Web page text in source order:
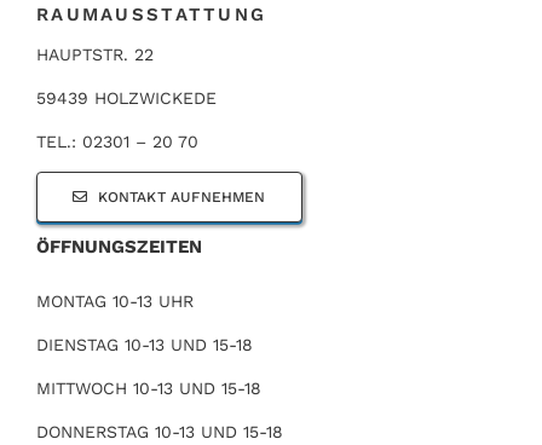
RAUMAUSSTATTUNG
HAUPTSTR. 22
59439 HOLZWICKEDE
TEL.: 02301 – 20 70
KONTAKT AUFNEHMEN
ÖFFNUNGSZEITEN
MONTAG 10-13 UHR
DIENSTAG 10-13 UND 15-18
MITTWOCH 10-13 UND 15-18
DONNERSTAG 10-13 UND 15-18